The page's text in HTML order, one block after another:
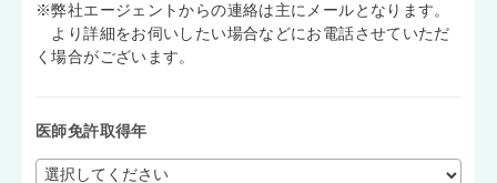
※弊社エージェントからの連絡は主にメールとなります。
より詳細をお伺いしたい場合などにお電話させていただ
く場合がございます。
医師免許取得年